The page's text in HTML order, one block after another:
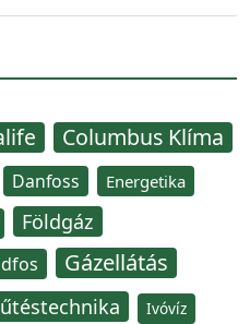
Columbus Klíma
Danfoss Energetika
Földgáz
Gázellátás
Ivóvíz